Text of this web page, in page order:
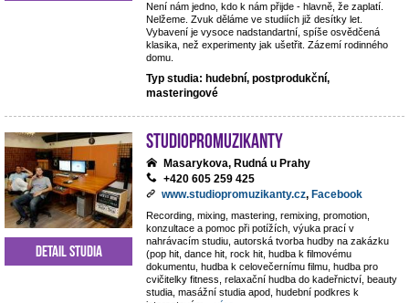
Není nám jedno, kdo k nám přijde - hlavně, že zaplatí.
Nelžeme. Zvuk děláme ve studiích již desítky let.
Vybavení je vysoce nadstandartní, spíše osvědčená
klasika, než experimenty jak ušetřit. Zázemí rodinného
domu.
Typ studia: hudební, postprodukční,
masteringové
StudioPROmuzikanty
Masarykova, Rudná u Prahy
+420 605 259 425
www.studiopromuzikanty.cz, Facebook
Recording, mixing, mastering, remixing, promotion,
konzultace a pomoc při potížích, výuka prací v
nahrávacím studiu, autorská tvorba hudby na zakázku
(pop hit, dance hit, rock hit, hudba k filmovému
dokumentu, hudba k celovečernímu filmu, hudba pro
cvičitelky fitness, relaxační hudba do kadeřnictví, beauty
studia, masážní studia apod, hudební podkres k
Detail studia